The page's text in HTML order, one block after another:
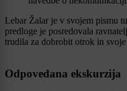
Lebar Žalar je v svojem pismu
predloge je posredovala
trudila za dobrobit otrok in
Odpovedana ekskurzija